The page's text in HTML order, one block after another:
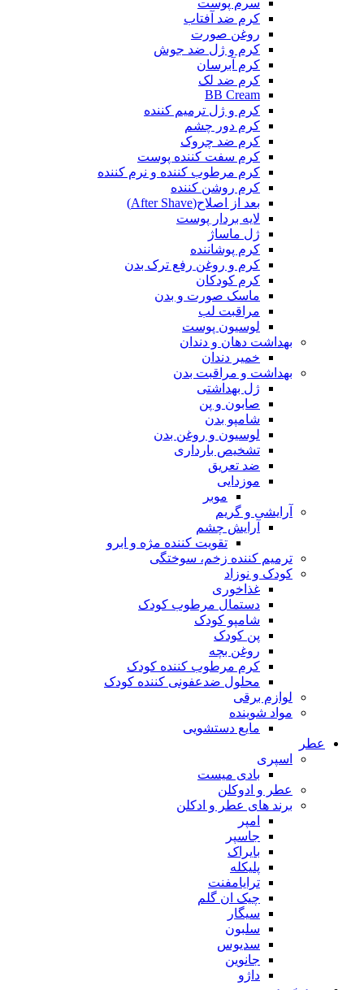
سرم پوست
کرم ضد آفتاب
روغن صورت
کرم و ژل ضد جوش
کرم آبرسان
کرم ضد لک
BB Cream
کرم و ژل ترمیم کننده
کرم دور چشم
کرم ضد چروک
کرم سفت کننده پوست
کرم مرطوب کننده و نرم کننده
کرم روشن کننده
بعد از اصلاح(After Shave)
لایه بردار پوست
ژل ماساژ
کرم پوشاننده
کرم و روغن رفع ترک بدن
کرم کودکان
ماسک صورت و بدن
مراقبت لب
لوسیون پوست
بهداشت دهان و دندان
خمیر دندان
بهداشت و مراقبت بدن
ژل بهداشتی
صابون و پن
شامپو بدن
لوسیون و روغن بدن
تشخیص بارداری
ضد تعریق
موزدایی
موبر
آرایشی و گریم
آرایش چشم
تقویت کننده مژه و ابرو
ترمیم کننده زخم، سوختگی
کودک و نوزاد
غذاخوری
دستمال مرطوب کودک
شامپو کودک
پن کودک
روغن بچه
کرم مرطوب کننده کودک
محلول ضدعفونی کننده کودک
لوازم برقی
مواد شوینده
مایع دستشویی
عطر
اسپری
بادی میست
عطر و ادوکلن
برند های عطر و ادکلن
امپر
جاسپر
بایراک
پلیکله
ترایامفنت
چیک ان گلم
سیگار
سلبون
سدیوس
جانوین
داژو